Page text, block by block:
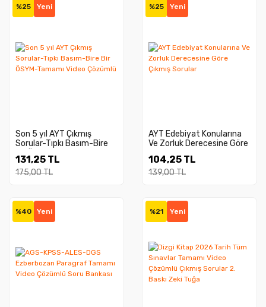
%25 Yeni
Son 5 yıl AYT Çıkmış
Sorular-Tıpkı Basım-Bire
Çözümlü
131,25 TL
175,00 TL
%25 Yeni
AYT Edebiyat Konularına
Ve Zorluk Derecesine Göre
104,25 TL
139,00 TL
%40 Yeni %21 Yeni